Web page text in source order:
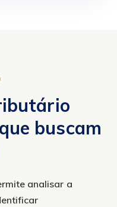
buscam
analisar a